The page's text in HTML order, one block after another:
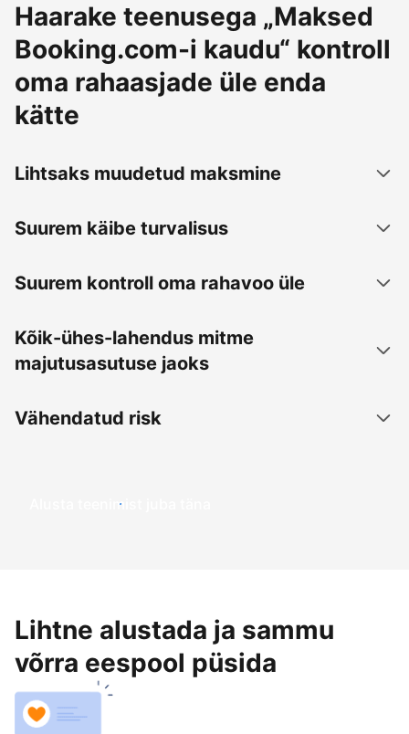
Haarake teenusega „Maksed
Booking.com-i kaudu“ kontroll
oma rahaasjade üle enda
kätte
Lihtsaks muudetud maksmine
Suurem käibe turvalisus
Suurem kontroll oma rahavoo üle
Kõik-ühes-lahendus mitme
majutusasutuse jaoks
Vähendatud risk
Alusta teenimist juba täna
Lihtne alustada ja sammu
võrra eespool püsida